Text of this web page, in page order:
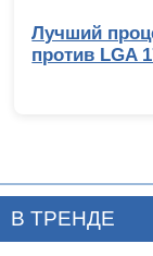
Лучший
против LGA
В ТРЕНДЕ